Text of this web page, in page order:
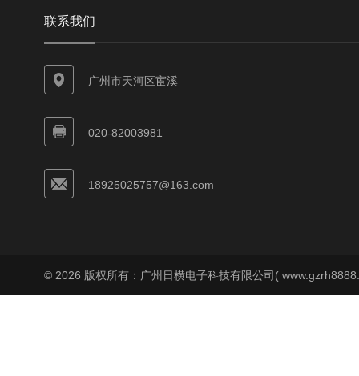
联系我们
广州市天河区宦溪
020-82003981
18925025757@163.com
© 2026 版权所有：广州日横电子科技有限公司(